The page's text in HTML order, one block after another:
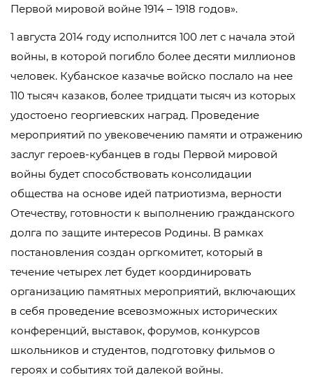
Первой мировой войне 1914 – 1918 годов».
1 августа 2014 году исполнится 100 лет с начала этой
войны, в которой погибло более десяти миллионов
человек. Кубанское казачье войско послало на нее
110 тысяч казаков, более тридцати тысяч из которых
удостоено георгиевских наград. Проведение
мероприятий по увековечению памяти и отражению
заслуг героев-кубанцев в годы Первой мировой
войны будет способствовать консолидации
общества на основе идей патриотизма, верности
Отечеству, готовности к выполнению гражданского
долга по защите интересов Родины. В рамках
постановления создан оргкомитет, который в
течение четырех лет будет координировать
организацию памятных мероприятий, включающих
в себя проведение всевозможных исторических
конференций, выставок, форумов, конкурсов
школьников и студентов, подготовку фильмов о
героях и событиях той далекой войны.